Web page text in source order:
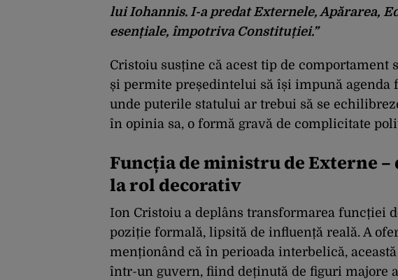
lui Iohannis. I-a predat Externele, Apărarea,
esențiale, împotriva Constituției.”
Cristoiu susține că acest tip de comportament
și permite președintelui să își impună agenda
unde puterile statului ar trebui să se
în opinia sa, o formă gravă de complicitate
Funcția de ministru de Externe –
la rol decorativ
Ion Cristoiu a deplâns transformarea funcției
poziție formală, lipsită de influență reală. A
menționând că în perioada interbelică,
într-un guvern, fiind deținută de figuri majore